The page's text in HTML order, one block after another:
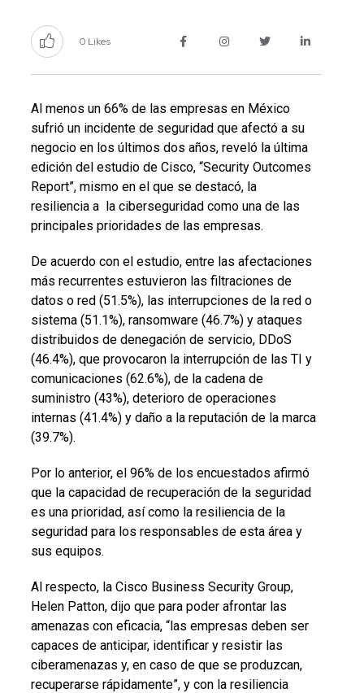
0 Likes
Al menos un 66% de las empresas en México
sufrió un incidente de seguridad que afectó a su
negocio en los últimos dos años, reveló la última
edición del estudio de Cisco, “Security Outcomes
Report”, mismo en el que se destacó, la
resiliencia a la ciberseguridad como una de las
principales prioridades de las empresas.
De acuerdo con el estudio, entre las afectaciones
más recurrentes estuvieron las filtraciones de
datos o red (51.5%), las interrupciones de la red o
sistema (51.1%), ransomware (46.7%) y ataques
distribuidos de denegación de servicio, DDoS
(46.4%), que provocaron la interrupción de las TI y
comunicaciones (62.6%), de la cadena de
suministro (43%), deterioro de operaciones
internas (41.4%) y daño a la reputación de la marca
(39.7%).
Por lo anterior, el 96% de los encuestados afirmó
que la capacidad de recuperación de la seguridad
es una prioridad, así como la resiliencia de la
seguridad para los responsables de esta área y
sus equipos.
Al respecto, la Cisco Business Security Group,
Helen Patton, dijo que para poder afrontar las
amenazas con eficacia, “las empresas deben ser
capaces de anticipar, identificar y resistir las
ciberamenazas y, en caso de que se produzcan,
recuperarse rápidamente”, y con la resiliencia